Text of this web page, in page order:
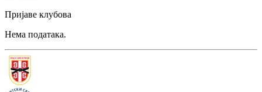
Пријаве клубова
Нема података.